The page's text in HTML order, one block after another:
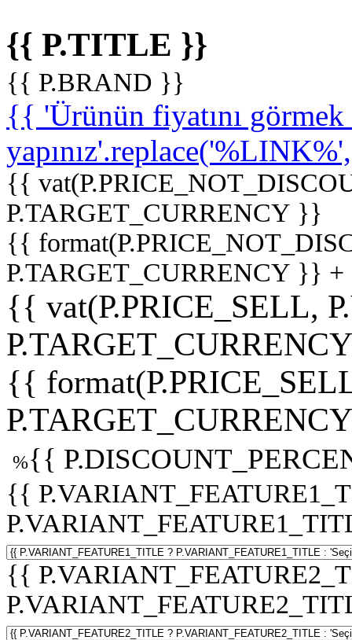
{{ P.TITLE }}
{{ P.BRAND }}
{{ 'Ürünün fiyatını
{{
P.TARGET_CURRENCY }}
{{
P.TARGET_CURRENCY }}
{{ vat(P.PRICE_SELL,
{{
%{{
{{
{{